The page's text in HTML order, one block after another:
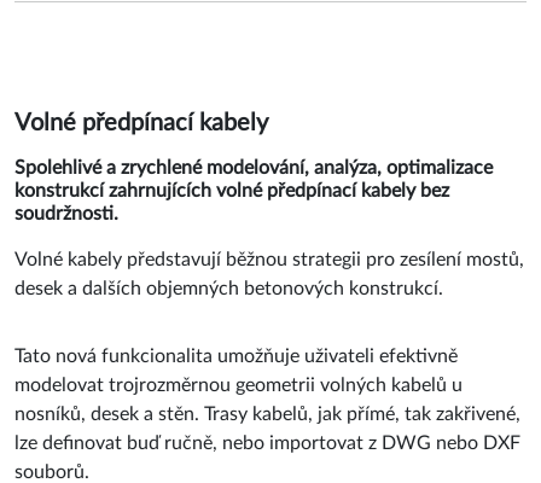
Volné předpínací kabely
Spolehlivé a zrychlené modelování, analýza, optimalizace
konstrukcí zahrnujících volné předpínací kabely bez
soudržnosti.
Volné kabely představují běžnou strategii pro zesílení mostů,
desek a dalších objemných betonových konstrukcí.
Tato nová funkcionalita umožňuje uživateli efektivně
modelovat trojrozměrnou geometrii volných kabelů u
nosníků, desek a stěn. Trasy kabelů, jak přímé, tak zakřivené,
lze definovat buď ručně, nebo importovat z DWG nebo DXF
souborů.